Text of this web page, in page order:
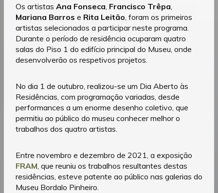
Os artistas Ana Fonseca, Francisco Trêpa,
Mariana Barros e Rita Leitão, foram os primeiros
artistas selecionados a participar neste programa.
Durante o período de residência ocuparam quatro
salas do Piso 1 do edifício principal do Museu, onde
desenvolverão os respetivos projetos.
No dia 1 de outubro, realizou-se um Dia Aberto às
Residências, com programação variadas, desde
performances a um enorme desenho coletivo, que
permitiu ao público do museu conhecer melhor o
trabalhos dos quatro artistas.
Entre novembro e dezembro de 2021, a exposição
FRAM, que reuniu os trabalhos resultantes destas
residências, esteve patente ao público nas galerias do
Museu Bordalo Pinheiro.